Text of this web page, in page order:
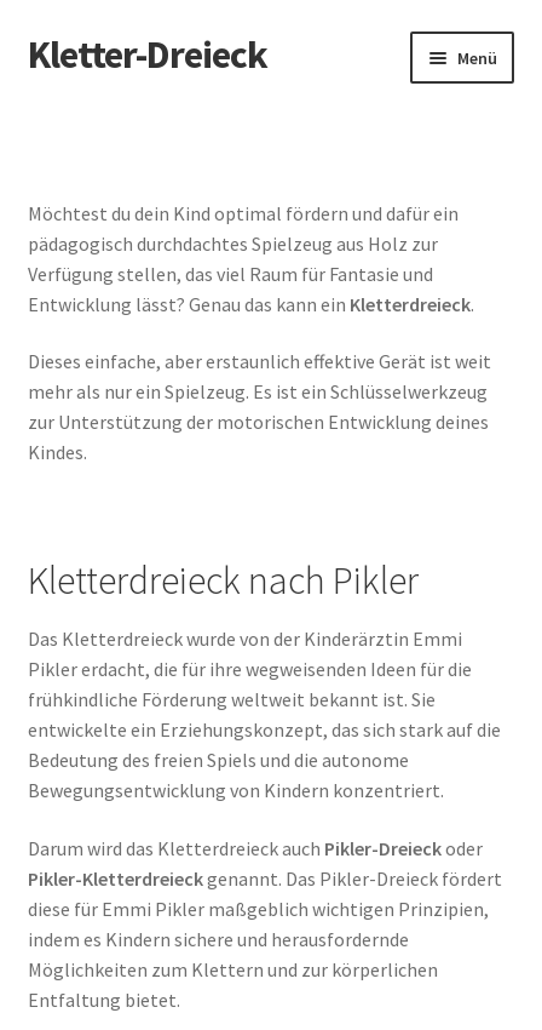
Zur
Navigation
Zum
Inhalt
Kletter-Dreieck Menü
Datenschutz
Ehrenkind Kletterdreieck im Test
Impressum
Klapperspecht Kletterdreieck im Test
Rinagym Kletterdreieck im Test
Möchtest du dein Kind optimal fördern und dafür ein
pädagogisch durchdachtes Spielzeug aus Holz zur
Verfügung stellen, das viel Raum für Fantasie und
Entwicklung lässt? Genau das kann ein Kletterdreieck.
Dieses einfache, aber erstaunlich effektive Gerät ist weit
mehr als nur ein Spielzeug. Es ist ein Schlüsselwerkzeug
zur Unterstützung der motorischen Entwicklung deines
Kindes.
Kletterdreieck nach Pikler
Das Kletterdreieck wurde von der Kinderärztin Emmi
Pikler erdacht, die für ihre wegweisenden Ideen für die
frühkindliche Förderung weltweit bekannt ist. Sie
entwickelte ein Erziehungskonzept, das sich stark auf die
Bedeutung des freien Spiels und die autonome
Bewegungsentwicklung von Kindern konzentriert.
Darum wird das Kletterdreieck auch Pikler-Dreieckoder
Pikler-Kletterdreieckgenannt. Das Pikler-Dreieck fördert
diese für Emmi Pikler maßgeblich wichtigen Prinzipien,
indem es Kindern sichere und herausfordernde
Möglichkeiten zum Klettern und zur körperlichen
Entfaltung bietet.